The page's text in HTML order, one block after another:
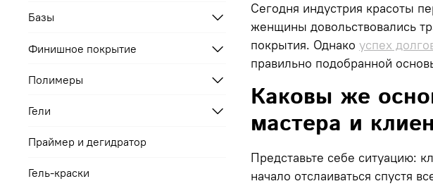
Сегодня индустрия красоты
женщины довольствовались
покрытия. Однако успех
правильно подобранной
Каковы же
мастера и
Представьте себе ситуацию:
начало отслаиваться спустя
Базы
Финишное покрытие
Полимеры
Гели
Праймер и дегидратор
Гель-краски